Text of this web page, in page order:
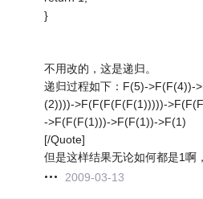
}
不用改的，这是递归。
递归过程如下：F(5)->F(F(4))-
(2))))->F(F(F(F(F(1)))))-
->F(F(F(1)))->F(F(1))->F(1)
[/Quote]
但是这样结果无论如何都是1啊
2009-03-13